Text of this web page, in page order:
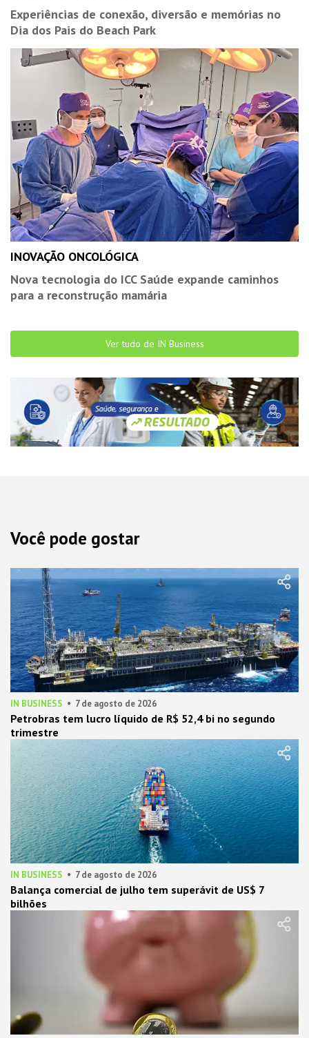
Experiências de conexão, diversão e memórias no
Dia dos Pais do Beach Park
INOVAÇÃO ONCOLÓGICA
Nova tecnologia do ICC Saúde expande caminhos
para a reconstrução mamária
Ver tudo de IN Business
Você pode gostar
IN BUSINESS 7 de agosto de 2026
Petrobras tem lucro líquido de R$ 52,4 bi no segundo
trimestre
IN BUSINESS 7 de agosto de 2026
Balança comercial de julho tem superávit de US$ 7
bilhões